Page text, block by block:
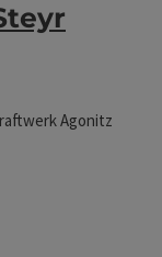
Agonitz